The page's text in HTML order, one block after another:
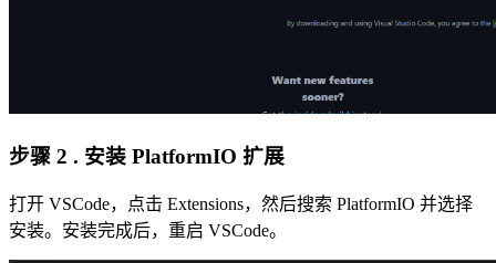
步骤 2 . 安装 PlatformIO 扩展
打开 VSCode，点击 Extensions，然后搜索 PlatformIO 并选择
安装。安装完成后，重启 VSCode。